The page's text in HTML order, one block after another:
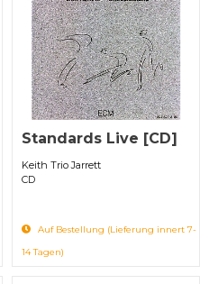
Standards Live [CD]
Keith Trio Jarrett
CD
Auf Bestellung (Lieferung innert 7-
14 Tagen)